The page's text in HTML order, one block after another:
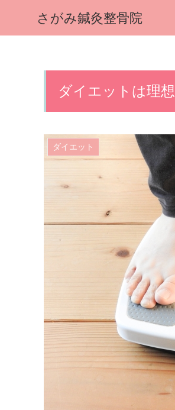
さがみ鍼灸整骨院
ダイエットは理
ダイエット